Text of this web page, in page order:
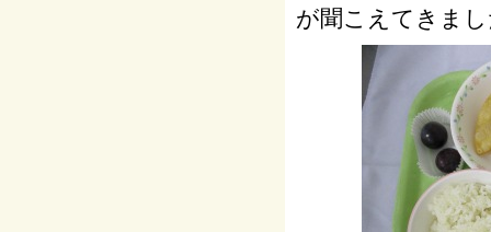
が聞こえてきま